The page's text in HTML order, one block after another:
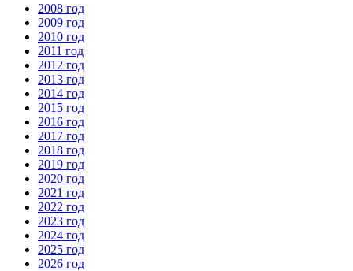
2008 год
2009 год
2010 год
2011 год
2012 год
2013 год
2014 год
2015 год
2016 год
2017 год
2018 год
2019 год
2020 год
2021 год
2022 год
2023 год
2024 год
2025 год
2026 год